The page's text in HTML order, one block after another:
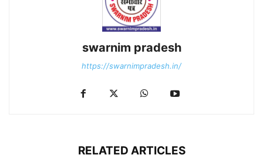
swarnim pradesh
https://swarnimpradesh.in/
RELATED ARTICLES